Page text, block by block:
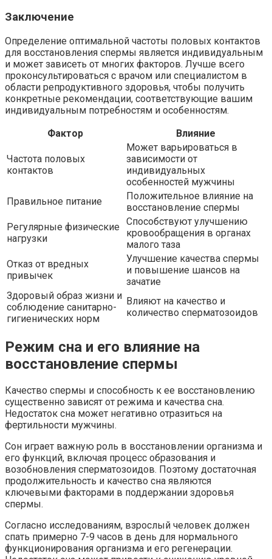
Заключение
Определение оптимальной частоты половых контактов
для восстановления спермы является индивидуальным
и может зависеть от многих факторов. Лучше всего
проконсультироваться с врачом или специалистом в
области репродуктивного здоровья, чтобы получить
конкретные рекомендации, соответствующие вашим
индивидуальным потребностям и особенностям.
Фактор
Влияние
Частота половых
контактов
Может варьироваться в
зависимости от
индивидуальных
особенностей мужчины
Правильное питание
Положительное влияние на
восстановление спермы
Регулярные физические
нагрузки
Способствуют улучшению
кровообращения в органах
малого таза
Отказ от вредных
привычек
Улучшение качества спермы
и повышение шансов на
зачатие
Здоровый образ жизни и
соблюдение санитарно-
гигиенических норм
Влияют на качество и
количество сперматозоидов
Режим сна и его влияние на
восстановление спермы
Качество спермы и способность к ее восстановлению
существенно зависят от режима и качества сна.
Недостаток сна может негативно отразиться на
фертильности мужчины.
Сон играет важную роль в восстановлении организма и
его функций, включая процесс образования и
возобновления сперматозоидов. Поэтому достаточная
продолжительность и качество сна являются
ключевыми факторами в поддержании здоровья
спермы.
Согласно исследованиям, взрослый человек должен
спать примерно 7-9 часов в день для нормального
функционирования организма и его регенерации.